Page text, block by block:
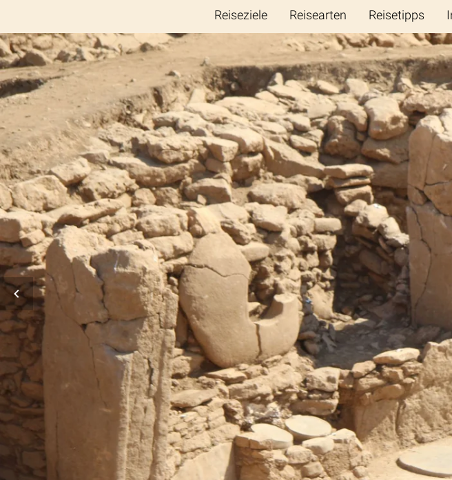
Reiseziele Reisearten Reisetipps